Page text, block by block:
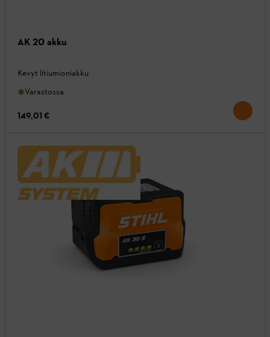
AK 20 akku
Kevyt litiumioniakku
Varastossa
149,01 €